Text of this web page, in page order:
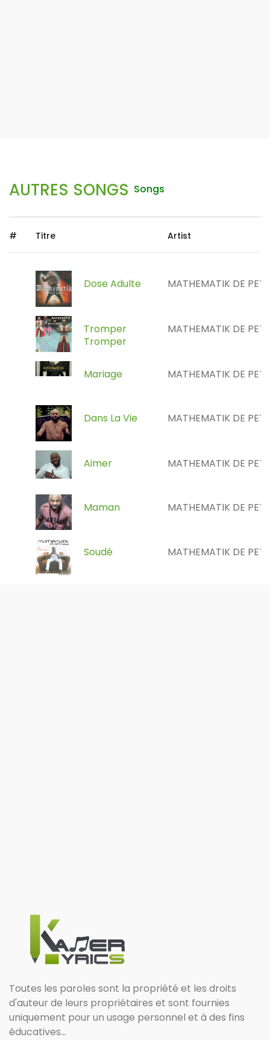
AUTRES SONGS Songs
# Titre Artist
Dose Adulte MATHEMATIK DE
Tromper
Tromper
MATHEMATIK DE
Mariage MATHEMATIK DE
Dans La Vie MATHEMATIK DE
Aimer MATHEMATIK DE
Maman MATHEMATIK DE
Soudé MATHEMATIK DE
Toutes les paroles sont la propriété et les droits
d'auteur de leurs propriétaires et sont fournies
uniquement pour un usage personnel et à des fins
éducatives...